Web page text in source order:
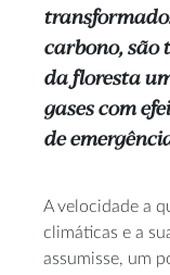
carbono, são
da floresta
gases com
de
A velocidade a
climáticas e a
assumisse, um